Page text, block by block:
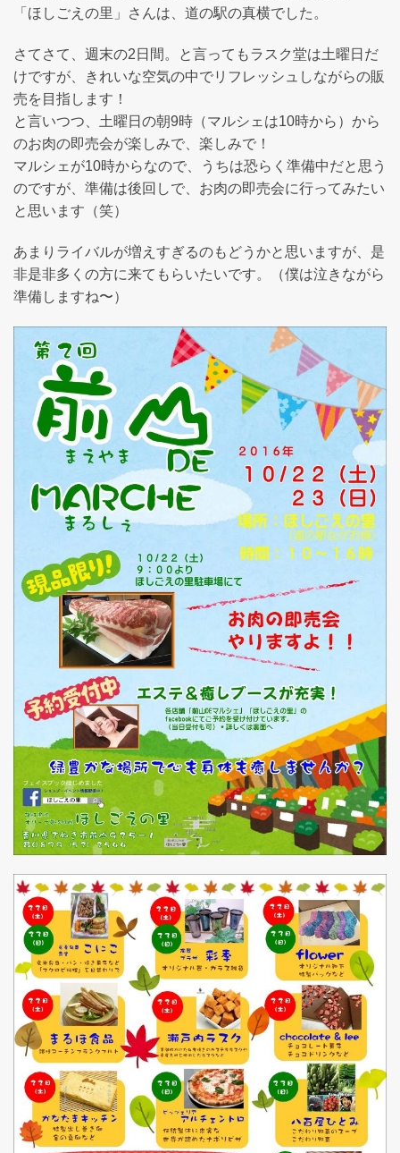
「ほしごえの里」さんは、道の駅の真横でした。
さてさて、週末の2日間。と言ってもラスク堂は土曜日だ
けですが、きれいな空気の中でリフレッシュしながらの販
売を目指します！
と言いつつ、土曜日の朝9時（マルシェは10時から）から
のお肉の即売会が楽しみで、楽しみで！
マルシェが10時からなので、うちは恐らく準備中だと思う
のですが、準備は後回しで、お肉の即売会に行ってみたい
と思います（笑）
あまりライバルが増えすぎるのもどうかと思いますが、是
非是非多くの方に来てもらいたいです。（僕は泣きながら
準備しますね〜）